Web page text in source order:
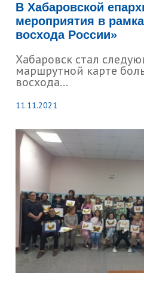
В Хабаровской
мероприятия в
восхода России»
Хабаровск стал
маршрутной карте
восхода...
11.11.2021